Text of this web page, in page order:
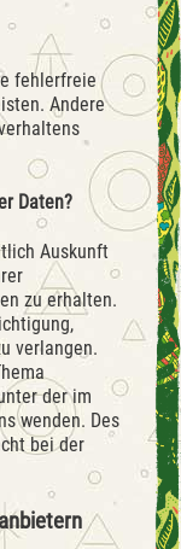
fehlerfreie
Andere
Daten?
Auskunft
zu erhalten.
verlangen.
der im
wenden. Des
bei der